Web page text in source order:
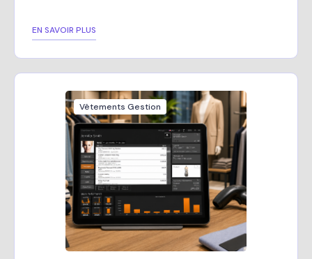
EN SAVOIR PLUS
Vêtements Gestion